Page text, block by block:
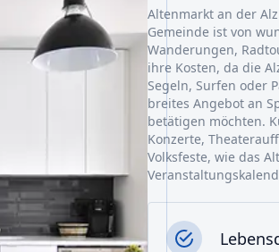
Altenmarkt an der
Gemeinde ist von
Wanderungen,
ihre Kosten, da die
Segeln, Surfen oder
breites Angebot an
betätigen möchten.
Konzerte,
Volksfeste, wie das